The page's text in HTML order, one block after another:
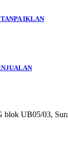
IKLAN
blok UB05/03,